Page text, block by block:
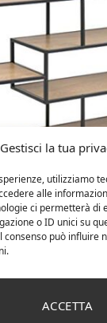
Gestisci la tua
utilizziamo
alle
ci permetterà di
o ID unici su
può influire
ACCETTA
– Libreria,
quercia(In